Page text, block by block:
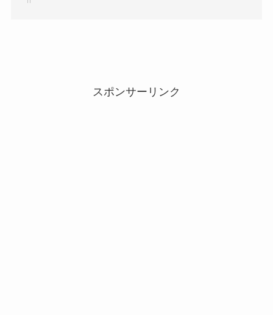
スポンサーリンク